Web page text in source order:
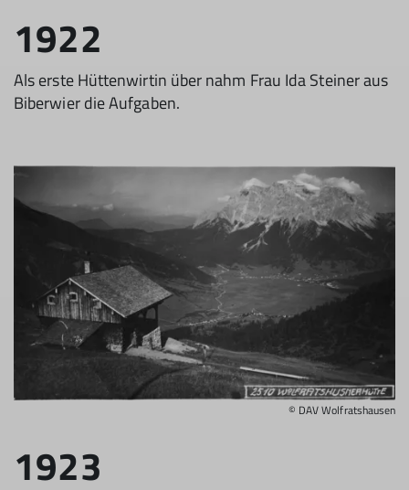
1922
Als erste Hüttenwirtin über nahm Frau Ida Steiner aus
Biberwier die Aufgaben.
© DAV Wolfratshausen
1923